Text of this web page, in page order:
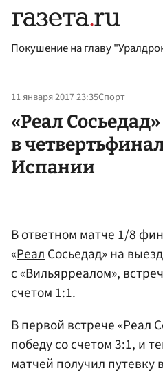
Покушение на главу
11 января 2017 23:35Спорт
«Реал
в
Испании
В ответном матче 1/8
«РеалСосьедад» на
с «Вильярреалом»,
счетом 1:1.
В первой встрече «Реал
победу со счетом 3:1, и
матчей получил путевку